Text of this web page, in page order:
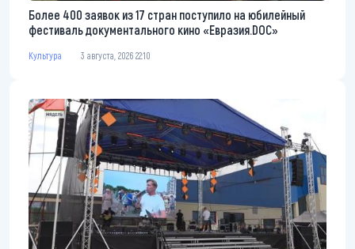
Более 400 заявок из 17 стран поступило на юбилейный
фестиваль документального кино «Евразия.DOC»
Культура 3 августа, 2026 22:10